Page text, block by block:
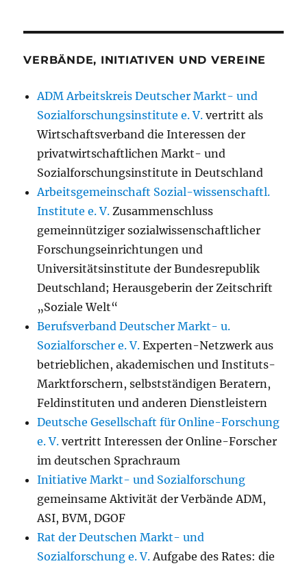
VERBÄNDE, INITIATIVEN UND VEREINE
ADM Arbeitskreis Deutscher Markt- und
Sozialforschungsinstitute e. V. vertritt als
Wirtschaftsverband die Interessen der
privatwirtschaftlichen Markt- und
Sozialforschungsinstitute in Deutschland
Arbeitsgemeinschaft Sozial-wissenschaftl.
Institute e. V. Zusammenschluss
gemeinnütziger sozialwissenschaftlicher
Forschungseinrichtungen und
Universitätsinstitute der Bundesrepublik
Deutschland; Herausgeberin der Zeitschrift
„Soziale Welt“
Berufsverband Deutscher Markt- u.
Sozialforscher e. V. Experten-Netzwerk aus
betrieblichen, akademischen und Instituts-
Marktforschern, selbstständigen Beratern,
Feldinstituten und anderen Dienstleistern
Deutsche Gesellschaft für Online-Forschung
e. V. vertritt Interessen der Online-Forscher
im deutschen Sprachraum
Initiative Markt- und Sozialforschung
gemeinsame Aktivität der Verbände ADM,
ASI, BVM, DGOF
Rat der Deutschen Markt- und
Sozialforschung e. V.Aufgabe des Rates: die